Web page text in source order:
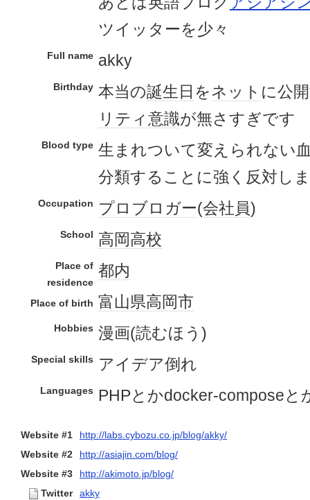
ツイッターを少々
Full name akky
Birthday 本当の誕生日 をネット に公
リティ意識が無さすぎです
Blood type 生まれついて変えられない
分類することに強く反対し
Occupation プロブロガー(会社員)
School 高岡高校
Place of
residence
都内
Place of birth 富山県高岡市
Hobbies 漫画(読むほう)
Special skills アイデア倒れ
Languages PHPとかdocker-composeと
Website #1
http://labs.cybozu.co.jp/blog/akky/
Website #2
http://asiajin.com/blog/
Website #3
http://akimoto.jp/blog/
Twitter
akky